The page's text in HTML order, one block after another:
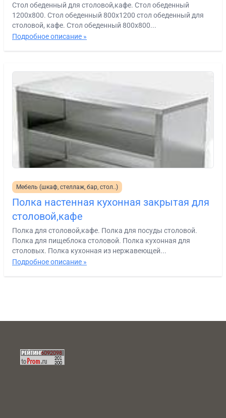
Стол обеденный для столовой,кафе. Стол обеденный
1200х800. Стол обеденный 800х1200 стол обеденный для
столовой, кафе. Стол обеденный 800х800...
Подробное описание »
Мебель (шкаф, стеллаж, бар, стол..)
Полка настенная кухонная закрытая для
столовой,кафе
Полка для столовой,кафе. Полка для посуды столовой.
Полка для пищеблока столовой. Полка кухонная для
столовых. Полка кухонная из нержавеющей...
Подробное описание »